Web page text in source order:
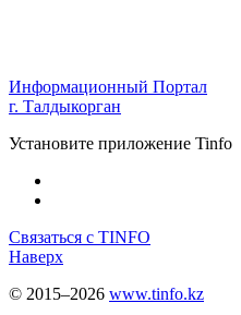
Информационный Портал
г. Талдыкорган
Установите приложение Tinfo
Связаться с TINFO
Наверх
© 2015–2026 www.tinfo.kz